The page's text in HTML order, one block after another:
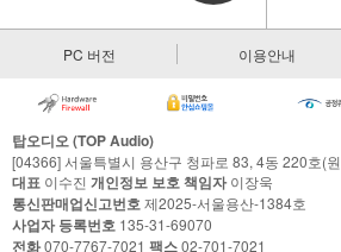
PC 버전 이용안내
탑오디오 (TOP Audio)
[04366] 서울특별시 용산구 청파로 83, 4동 220호(
대표 이수진 개인정보 보호 책임자이장욱
통신판매업신고번호제2025-서울용산-1384호
사업자 등록번호 135-31-69070
전화070-7767-7021 팩스02-701-7021